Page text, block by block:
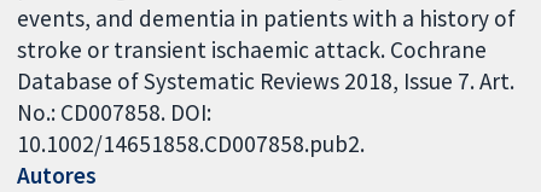
events, and dementia in patients with a history of
stroke or transient ischaemic attack. Cochrane
Database of Systematic Reviews 2018, Issue 7. Art.
No.: CD007858. DOI:
10.1002/14651858.CD007858.pub2.
Autores